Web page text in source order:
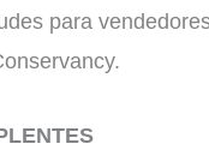
para